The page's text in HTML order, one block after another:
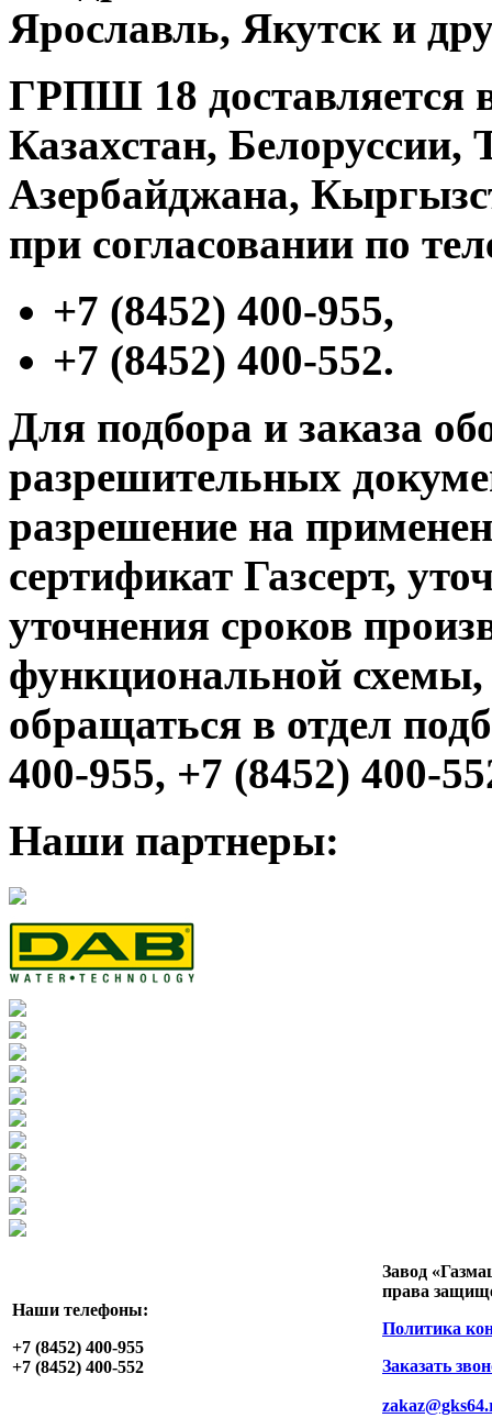
Ярославль, Якутск и
ГРПШ 18 доставляется
Казахстан, Белоруссии,
Азербайджана,
при согласовании по
+7 (8452) 400-955,
+7 (8452) 400-552.
Для подбора и заказа
разрешительных
разрешение на
сертификат Газсерт,
уточнения сроков
функциональной
обращаться в отдел
400-955, +7 (8452) 400-
Наши партнеры:
Наши телефоны:
+7 (8452) 400-955
+7 (8452) 400-552
Завод
права
Политика
Заказать